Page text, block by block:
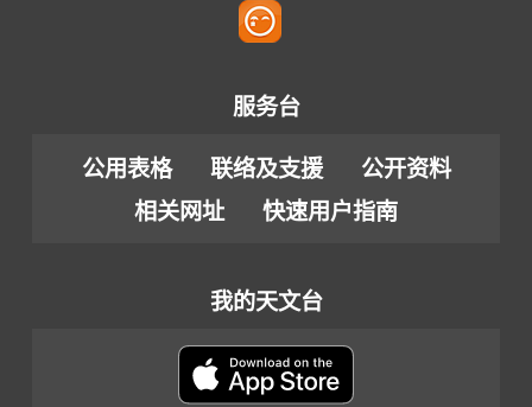
服务台
公用表格 联络及支援
公开资料
相关网址
快速用户指南
我的天文台